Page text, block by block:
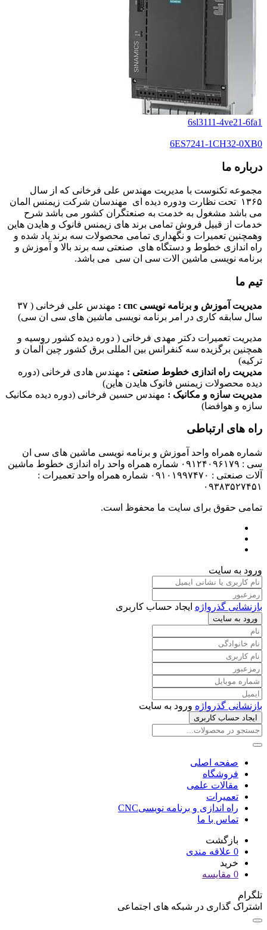
6sl3111-4ve21-6fa1
6ES7241-1CH32-0XB0
درباره ما
مجموعه تکنوست با مدیریت مهندس علی فرخانی که از سال
۱۳۶۵ تحت نظارت ودوره دیده ای مهندسان شرکت زیمنس المان
می باشد مشغول به خدمت به صنعتگران کشور می باشد شرح
خدمات از قبیل فروش تمامی برند های زیمنس فانوک و هایدن هاین
وهمچنین تعمیرات و نگهداری تمامی محصولات سه برند یاد شده و
راه اندازی خطوط و دستگاه های صنعتی سه برند بالا و آموزش و
برنامه نویسی ماشین الات سی ان سی می باشد.
تیم ما
مدیریت آموزش و برنامه نویسی cnc :
مهندس علی فرخانی ( ۳۷
سال سابقه کاری در امر برنامه نویسی ماشین های سی ان سی)
مدیریت تعمیرات دکتر مهدی فرخانی ( دوره دیده کشور روسیه و
همچنین برگزیده سه کنفرانس بین المللی برق کشور چین آلمان و
ترکیه)
مدیریت راه اندازی خطوط صنعتی : مهندس هادی فرخانی (دوره
دیده محصولات زیمنس فانوک هایدن هاین)
مدیریت سازه و مکانیک : مهندس حسین فرخانی (دوره دیده مکانیک
سازه و هوافضا)
راه های ارتباطی
شماره همراه واحد آموزش و برنامه نویسی ماشین های سی ان
سی : ۰۹۱۲۴۰۹۶۱۷۹ شماره همراه واحد راه اندازی خطوط ماشین
آلات صنعتی : ۰۹۱۰۱۹۹۷۴۷۰ شماره همراه واحد تعمیرات :
۰۹۳۸۳۵۲۷۴۵۱
تمامی حقوق برای سایت ما محفوظ است.
ورود به سایت
بازنشانی گذرواژه ایجاد حساب کاربری
ورود به سایت
بازنشانی گذرواژه ورود به سایت
ایجاد حساب کاربری
صفحه اصلی
فروشگاه
مقالات علمی
تعمیرات
راه اندازی و برنامه نویسیCNC
تماس با ما
بازگشت
0 علاقه مندی
خرید
0 مقایسه
تلگرام
اشتراک گذاری در شبکه های اجتماعی